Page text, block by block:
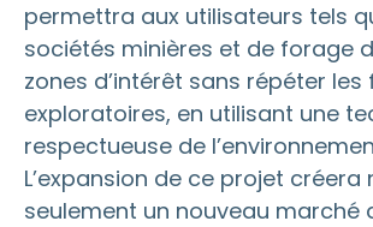
permettra aux utilisateurs tels
sociétés minières et de forage
zones d’intérêt sans répéter les
exploratoires, en utilisant une
respectueuse de
L’expansion de ce projet créera
seulement un nouveau marché